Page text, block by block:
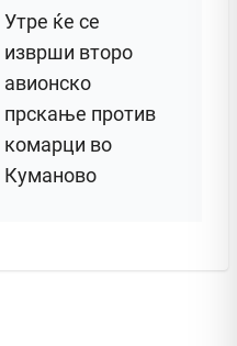
Утре ќе се
изврши второ
авионско
прскање против
комарци во
Куманово